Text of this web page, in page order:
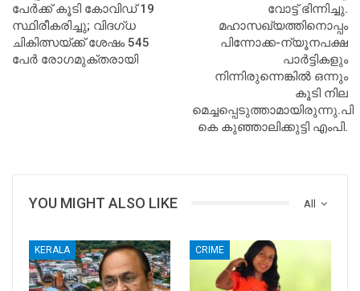
പേര്‍ക്ക് കൂടി കോവിഡ് 19
സ്ഥിരീകരിച്ചു; വിദഗ്ധ
ചികിത്സയ്ക്ക് ശേഷം 545
പേര്‍ രോഗമുക്തരായി
വോട്ട് ഭിന്നിച്ചു.
മഹാസഖ്യത്തിനൊപ്പം
പിന്നോക്ക-ന്യൂനപക്ഷ
പാര്‍ട്ടികളും
നിന്നിരുന്നെങ്കില്‍ ഒന്നും
കൂടി നില
മെച്ചപ്പെടുത്താമായിരുന്നു.പി
കെ കുഞ്ഞാലിക്കുട്ടി എംപി.
All
YOU MIGHT ALSO LIKE
KERALA CRIME